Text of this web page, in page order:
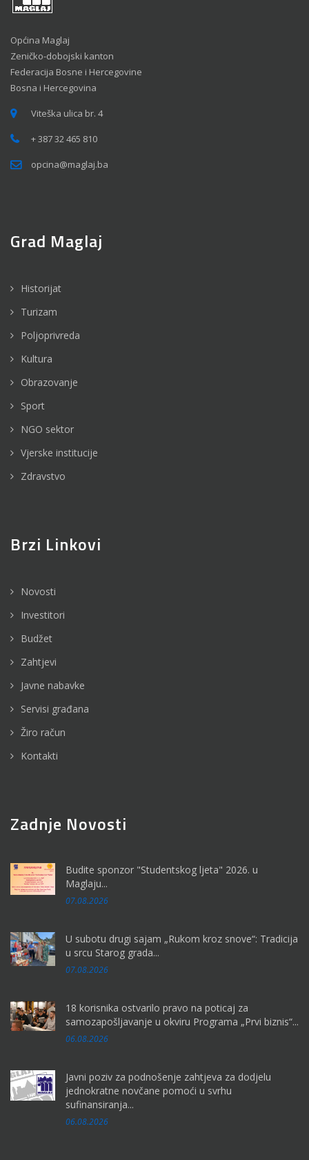
Općina Maglaj
Zeničko-dobojski kanton
Federacija Bosne i Hercegovine
Bosna i Hercegovina
Viteška ulica br. 4
+ 387 32 465 810
opcina@maglaj.ba
Grad Maglaj
Historijat
Turizam
Poljoprivreda
Kultura
Obrazovanje
Sport
NGO sektor
Vjerske institucije
Zdravstvo
Brzi Linkovi
Novosti
Investitori
Budžet
Zahtjevi
Javne nabavke
Servisi građana
Žiro račun
Kontakti
Zadnje Novosti
Budite sponzor "Studentskog ljeta" 2026. u
Maglaju...
07.08.2026
U subotu drugi sajam „Rukom kroz snove“: Tradicija
u srcu Starog grada...
07.08.2026
18 korisnika ostvarilo pravo na poticaj za
samozapošljavanje u okviru Programa „Prvi biznis“...
06.08.2026
Javni poziv za podnošenje zahtjeva za dodjelu
jednokratne novčane pomoći u svrhu
sufinansiranja...
06.08.2026